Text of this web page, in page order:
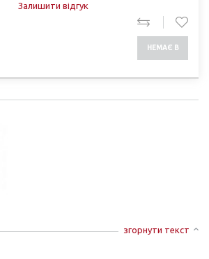
Залишити відгук
НЕМАЄ В
згорнути текст